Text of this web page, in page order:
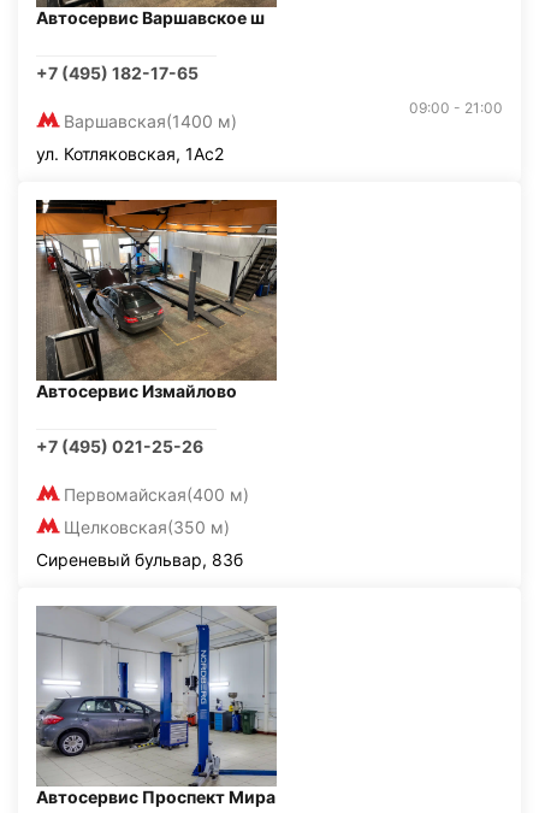
Автосервис Варшавское ш
+7 (495) 182-17-65
Варшавская(1400 м)
09:00 - 21:00
ул. Котляковская, 1Ас2
Автосервис Измайлово
+7 (495) 021-25-26
Первомайская(400 м)
Щелковская(350 м)
Сиреневый бульвар, 83б
Автосервис Проспект Мира